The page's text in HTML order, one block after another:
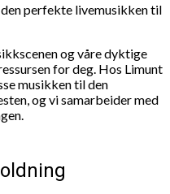
perfekte livemusikken til
og våre dyktige
for deg. Hos Limunt
musikken til den
og vi samarbeider med